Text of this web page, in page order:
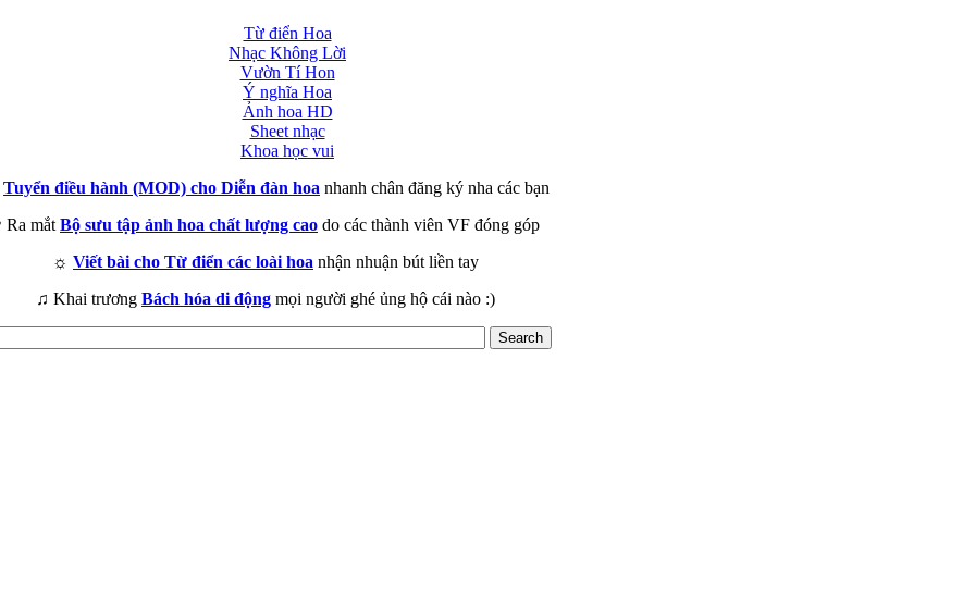
Từ điển Hoa
Nhạc Không Lời
Vườn Tí Hon
Ý nghĩa Hoa
Ảnh hoa HD
Sheet nhạc
Khoa học vui
Tuyển điều hành (MOD) cho Diễn đàn hoa nhanh chân đăng ký nha các bạn
Ra mắt Bộ sưu tập ảnh hoa chất lượng cao do các thành viên VF đóng góp
☼ Viết bài cho Từ điển các loài hoa nhận nhuận bút liền tay
♫ Khai trương Bách hóa di động mọi người ghé ủng hộ cái nào :)